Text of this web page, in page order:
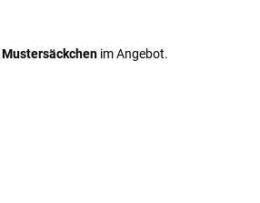
Mustersäckchen im Angebot.